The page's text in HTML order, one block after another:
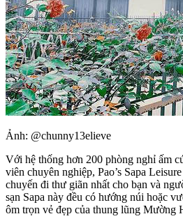
Ảnh: @chunny13elieve
Với hệ thống hơn 200 phòng nghỉ ấm
viên chuyên nghiệp, Pao’s Sapa
chuyến đi thư giãn nhất cho bạn và
sạn Sapa này đều có hướng núi hoặc
ôm trọn vẻ đẹp của thung lũng Mường